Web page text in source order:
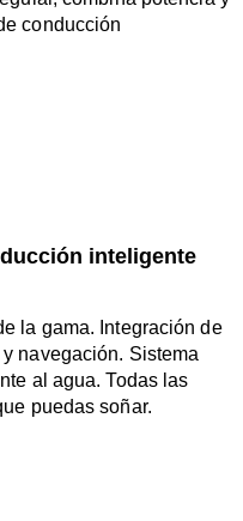
conducción
inteligente
la gama. Integración de
navegación. Sistema
al agua. Todas las
puedas soñar.